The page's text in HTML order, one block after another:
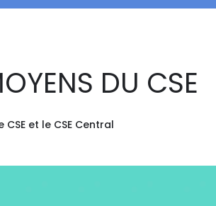
DU CSE
CSE et le CSE Central